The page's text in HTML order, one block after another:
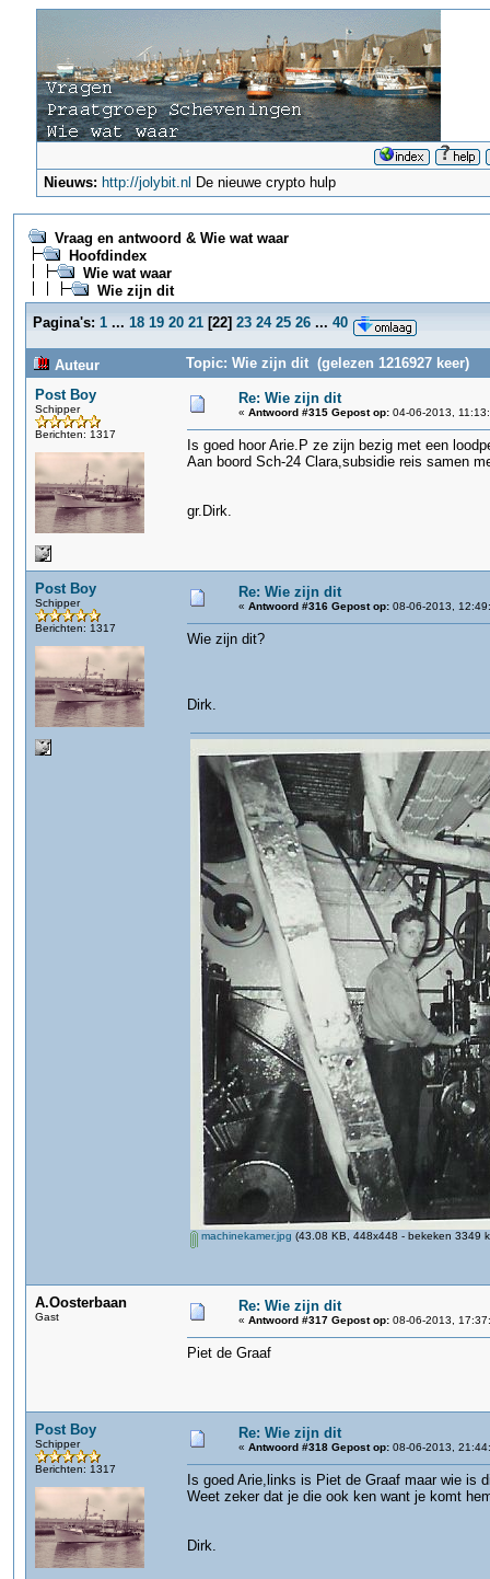
Nieuws: http://jolybit.nl De nieuwe crypto hulp
Vraag en antwoord & Wie wat waar
Hoofdindex
Wie wat waar
Wie zijn dit
Pagina's: 1 ... 18 19 20 21 [22] 23 24 25 26 ... 40
Auteur
Topic: Wie zijn dit (gelezen 1216927 keer)
Post Boy
Schipper
Berichten: 1317
Re: Wie zijn dit
« Antwoord #315 Gepost op: 04-06-2013,
Is goed hoor Arie.P ze zijn bezig met een
Aan boord Sch-24 Clara,subsidie reis samen
gr.Dirk.
Post Boy
Schipper
Berichten: 1317
Re: Wie zijn dit
« Antwoord #316 Gepost op: 08-06-2013,
Wie zijn dit?
Dirk.
machinekamer.jpg (43.08 KB, 448x448 - bekeken 3349
A.Oosterbaan
Gast
Re: Wie zijn dit
« Antwoord #317 Gepost op: 08-06-2013,
Piet de Graaf
Post Boy
Schipper
Berichten: 1317
Re: Wie zijn dit
« Antwoord #318 Gepost op: 08-06-2013,
Is goed Arie,links is Piet de Graaf maar wie is
Weet zeker dat je die ook ken want je komt
Dirk.